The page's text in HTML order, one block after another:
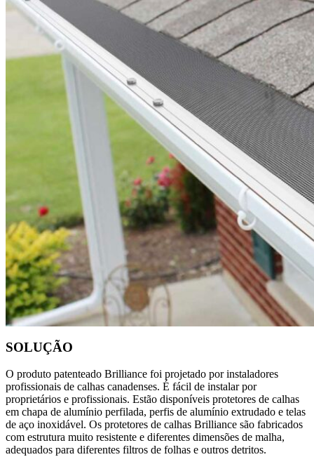
SOLUÇÃO
O produto patenteado Brilliance foi projetado por instaladores
profissionais de calhas canadenses. É fácil de instalar por
proprietários e profissionais. Estão disponíveis protetores de calhas
em chapa de alumínio perfilada, perfis de alumínio extrudado e telas
de aço inoxidável. Os protetores de calhas Brilliance são fabricados
com estrutura muito resistente e diferentes dimensões de malha,
adequados para diferentes filtros de folhas e outros detritos.